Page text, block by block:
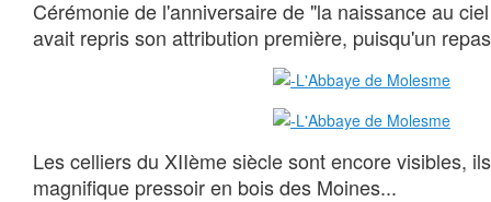
Cérémonie de l'anniversaire de "la naissance au
avait repris son attribution première, puisqu'un
Les celliers du XIIème siècle sont encore visibles,
magnifique pressoir en bois des Moines...